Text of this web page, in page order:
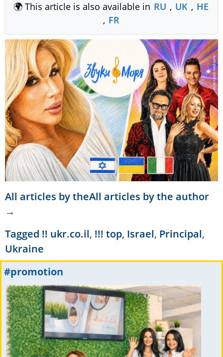
🌍 This article is also available in RU , UK , HE
, FR
All articles by theAll articles by the author
→
Tagged !! ukr.co.il, !!! top, Israel, Principal,
Ukraine
#promotion